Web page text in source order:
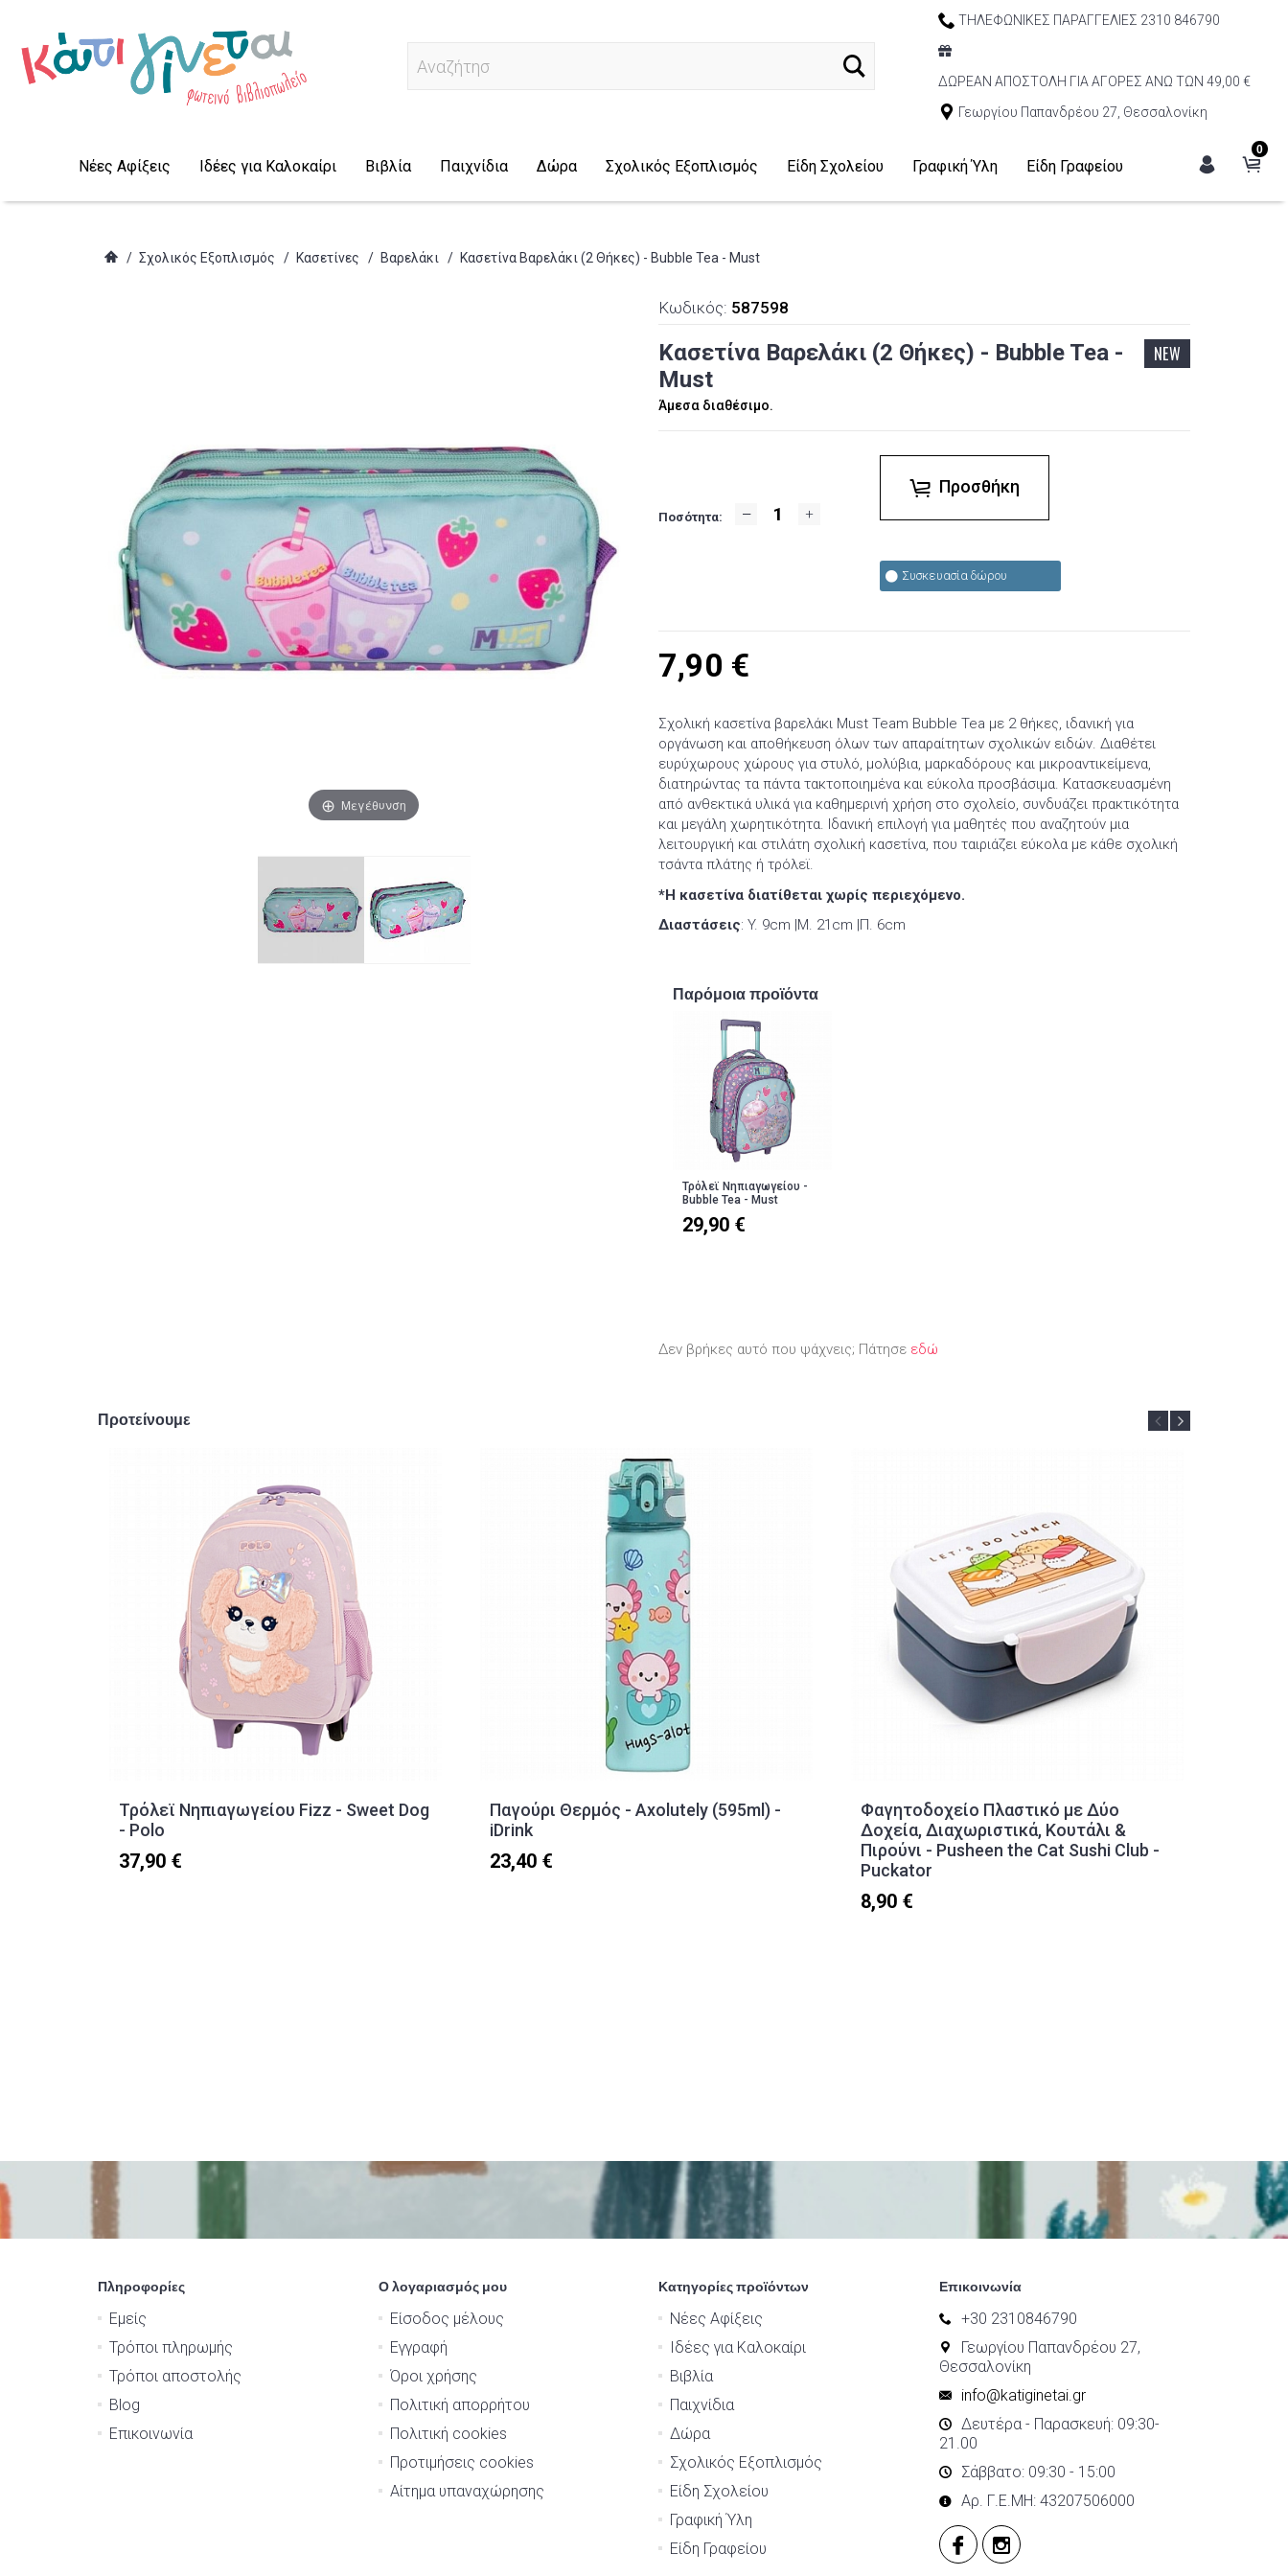
Αναζήτηση...
ΤΗΛΕΦΩΝΙΚΕΣ ΠΑΡΑΓΓΕΛΙΕΣ 2310 846790
ΔΩΡΕΑΝ ΑΠΟΣΤΟΛΗ ΓΙΑ ΑΓΟΡΕΣ ΑΝΩ ΤΩΝ 49,00 €
Γεωργίου Παπανδρέου 27, Θεσσαλονίκη
0
Νέες Αφίξεις Ιδέες για Καλοκαίρι Βιβλία Παιχνίδια Δώρα Σχολικός Εξοπλισμός Είδη Σχολείου Γραφική Ύλη Είδη Γραφείου
/ Σχολικός Εξοπλισμός / Κασετίνες / Βαρελάκι / Κασετίνα Βαρελάκι (2 Θήκες) - Bubble Tea - Must
Μεγέθυνση
Κωδικός: 587598
Κασετίνα Βαρελάκι (2 Θήκες) - Bubble Tea -
Must
NEW
Άμεσα διαθέσιμο.
Ποσότητα:
Προσθήκη
Συσκευασία δώρου
7,90 €
Σχολική κασετίνα βαρελάκι Must Team Bubble Tea με 2 θήκες, ιδανική για
οργάνωση και αποθήκευση όλων των απαραίτητων σχολικών ειδών. Διαθέτει
ευρύχωρους χώρους για στυλό, μολύβια, μαρκαδόρους και μικροαντικείμενα,
διατηρώντας τα πάντα τακτοποιημένα και εύκολα προσβάσιμα. Κατασκευασμένη
από ανθεκτικά υλικά για καθημερινή χρήση στο σχολείο, συνδυάζει πρακτικότητα
και μεγάλη χωρητικότητα. Ιδανική επιλογή για μαθητές που αναζητούν μια
λειτουργική και στιλάτη σχολική κασετίνα, που ταιριάζει εύκολα με κάθε σχολική
τσάντα πλάτης ή τρόλεϊ.
*Η κασετίνα διατίθεται χωρίς περιεχόμενο.
Διαστάσεις: Y. 9cm |Μ. 21cm |Π. 6cm
Παρόμοια προϊόντα
Τρόλεϊ Νηπιαγωγείου -
Bubble Tea - Must
29,90 €
Δεν βρήκες αυτό που ψάχνεις; Πάτησε εδώ
Προτείνουμε
Τρόλεϊ Νηπιαγωγείου Fizz - Sweet Dog
- Polo
37,90 €
Παγούρι Θερμός - Axolutely (595ml) -
iDrink
23,40 €
Φαγητοδοχείο Πλαστικό με Δύο
Δοχεία, Διαχωριστικά, Κουτάλι &
Πιρούνι - Pusheen the Cat Sushi Club -
Puckator
8,90 €
Πληροφορίες
Εμείς
Τρόποι πληρωμής
Τρόποι αποστολής
Blog
Επικοινωνία
Ο λογαριασμός μου
Είσοδος μέλους
Εγγραφή
Όροι χρήσης
Πολιτική απορρήτου
Πολιτική cookies
Προτιμήσεις cookies
Αίτημα υπαναχώρησης
Κατηγορίες προϊόντων
Νέες Αφίξεις
Ιδέες για Καλοκαίρι
Βιβλία
Παιχνίδια
Δώρα
Σχολικός Εξοπλισμός
Είδη Σχολείου
Γραφική Ύλη
Είδη Γραφείου
Επικοινωνία
+30 2310846790
Γεωργίου Παπανδρέου 27,
Θεσσαλονίκη
info@katiginetai.gr
Δευτέρα - Παρασκευή: 09:30-
21.00
Σάββατο: 09:30 - 15:00
Αρ. Γ.Ε.ΜΗ: 43207506000